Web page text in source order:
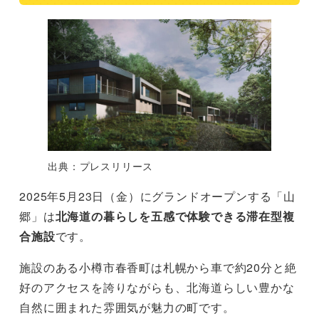
出典：プレスリリース
2025年5月23日（金）にグランドオープンする「山
郷」は北海道の暮らしを五感で体験できる滞在型複
合施設です。
施設のある小樽市春香町は札幌から車で約20分と絶
好のアクセスを誇りながらも、北海道らしい豊かな
自然に囲まれた雰囲気が魅力の町です。